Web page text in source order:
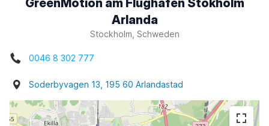
GreenMotion am Flughafen Stokholm
Arlanda
Stockholm, Schweden
0046 8 302 777
Soderbyvagen 13, 195 60 Arlandastad